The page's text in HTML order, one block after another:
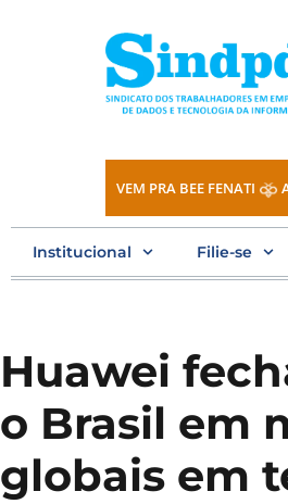
VEM PRA BEE FENATI
Institucional Filie-se
Huawei
o Brasil em
globais em